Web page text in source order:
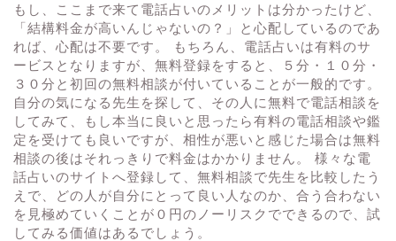
もし、ここまで来て電話占いのメリットは分かったけど、
「結構料金が高いんじゃないの？」と心配しているのであ
れば、心配は不要です。 もちろん、電話占いは有料のサ
ービスとなりますが、無料登録をすると、５分・１０分・
３０分と初回の無料相談が付いていることが一般的です。
自分の気になる先生を探して、その人に無料で電話相談を
してみて、もし本当に良いと思ったら有料の電話相談や鑑
定を受けても良いですが、相性が悪いと感じた場合は無料
相談の後はそれっきりで料金はかかりません。 様々な電
話占いのサイトへ登録して、無料相談で先生を比較したう
えで、どの人が自分にとって良い人なのか、合う合わない
を見極めていくことが０円のノーリスクでできるので、試
してみる価値はあるでしょう。